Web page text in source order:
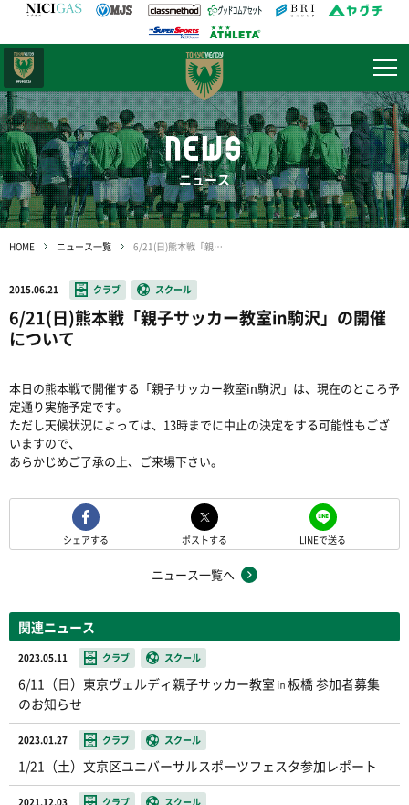
NEWS
ニュース
HOME ニュース一覧 6/21(日)熊本戦「親子サッカー教室in駒沢」の開催について
2015.06.21 クラブ スクール
6/21(日)熊本戦「親子サッカー教室in駒沢」の開催
について
本日の熊本戦で開催する「親子サッカー教室in駒沢」は、現在のところ予
定通り実施予定です。
ただし天候状況によっては、13時までに中止の決定をする可能性もござ
いますので、
あらかじめご了承の上、ご来場下さい。
シェアする ポストする LINEで送る
ニュース一覧へ
関連ニュース
2023.05.11 クラブ スクール
6/11（日）東京ヴェルディ親子サッカー教室㏌板橋 参加者募集
のお知らせ
2023.01.27 クラブ スクール
1/21（土）文京区ユニバーサルスポーツフェスタ参加レポート
2021.12.03 クラブ スクール